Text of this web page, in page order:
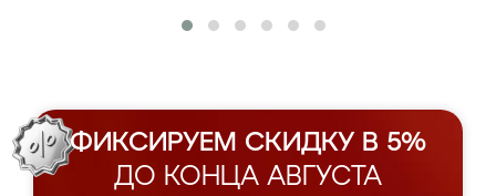
ФИКСИРУЕМ СКИДКУ В 5%
ДО КОНЦА АВГУСТА